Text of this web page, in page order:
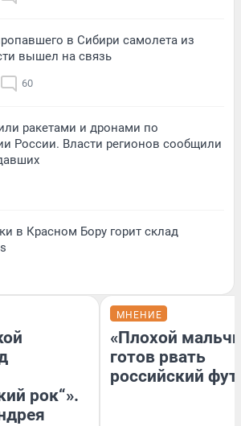
в Сибири самолета из
вышел на связь
60
ракетами и дронами по
России. Власти регионов сообщили
в Красном Бору горит склад
рок“».
МНЕНИЕ
«Плохой
готов рвать
российский